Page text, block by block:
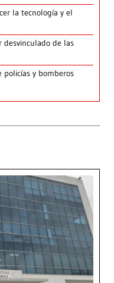
la tecnología y el
desvinculado de las
policías y bomberos